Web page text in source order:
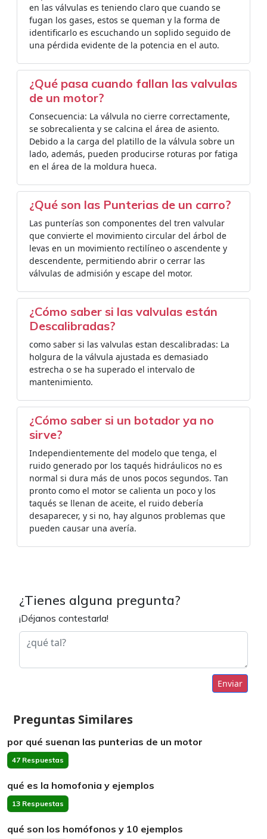
en las válvulas es teniendo claro que cuando se
fugan los gases, estos se queman y la forma de
identificarlo es escuchando un soplido seguido de
una pérdida evidente de la potencia en el auto.
¿Qué pasa cuando fallan las valvulas
de un motor?
Consecuencia: La válvula no cierre correctamente,
se sobrecalienta y se calcina el área de asiento.
Debido a la carga del platillo de la válvula sobre un
lado, además, pueden producirse roturas por fatiga
en el área de la moldura hueca.
¿Qué son las Punterias de un carro?
Las punterías son componentes del tren valvular
que convierte el movimiento circular del árbol de
levas en un movimiento rectilíneo o ascendente y
descendente, permitiendo abrir o cerrar las
válvulas de admisión y escape del motor.
¿Cómo saber si las valvulas están
Descalibradas?
como saber si las valvulas estan descalibradas: La
holgura de la válvula ajustada es demasiado
estrecha o se ha superado el intervalo de
mantenimiento.
¿Cómo saber si un botador ya no
sirve?
Independientemente del modelo que tenga, el
ruido generado por los taqués hidráulicos no es
normal si dura más de unos pocos segundos. Tan
pronto como el motor se calienta un poco y los
taqués se llenan de aceite, el ruido debería
desaparecer, y si no, hay algunos problemas que
pueden causar una avería.
¿Tienes alguna pregunta?
¡Déjanos contestarla!
Enviar
Preguntas Similares
por qué suenan las punterias de un motor
47 Respuestas
qué es la homofonia y ejemplos
13 Respuestas
qué son los homófonos y 10 ejemplos